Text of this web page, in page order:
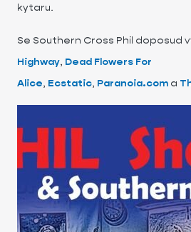
kytaru.
Se Southern Cross Phil doposud
Highway, Dead Flowers For
Alice, Ecstatic, Paranoia.com a